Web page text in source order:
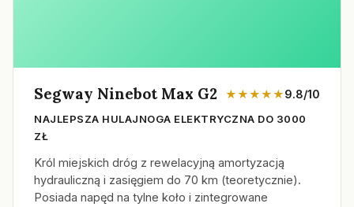
Segway Ninebot Max G2 ★★★★★9.8/10
NAJLEPSZA HULAJNOGA ELEKTRYCZNA DO 3000
ZŁ
Król miejskich dróg z rewelacyjną amortyzacją
hydrauliczną i zasięgiem do 70 km (teoretycznie).
Posiada napęd na tylne koło i zintegrowane